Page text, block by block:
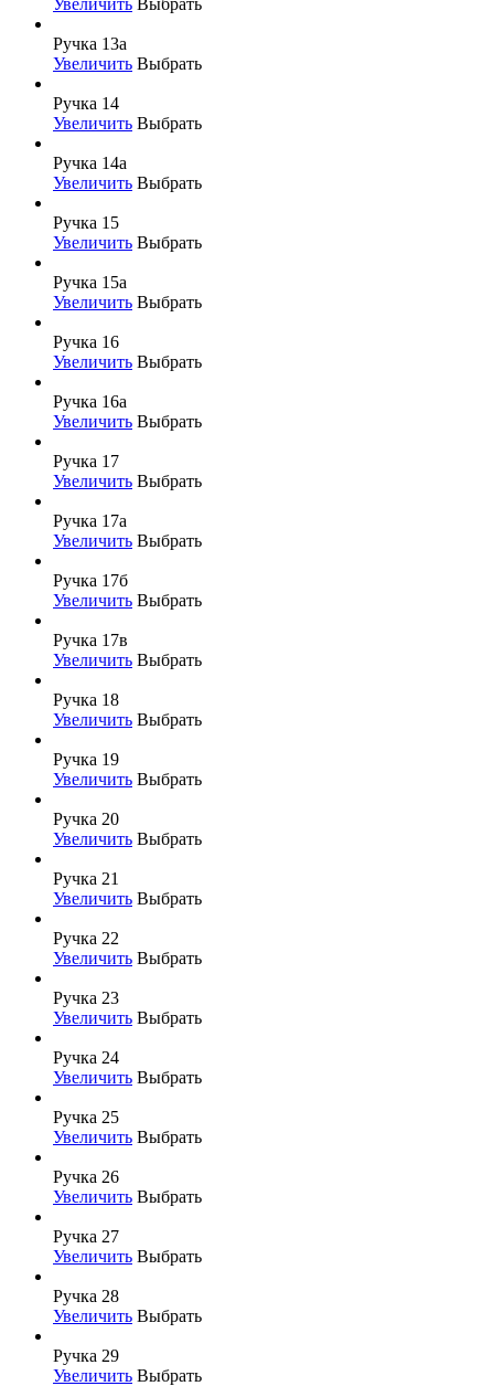
Ручка 13а
Увеличить Выбрать
Ручка 14
Увеличить Выбрать
Ручка 14а
Увеличить Выбрать
Ручка 15
Увеличить Выбрать
Ручка 15а
Увеличить Выбрать
Ручка 16
Увеличить Выбрать
Ручка 16а
Увеличить Выбрать
Ручка 17
Увеличить Выбрать
Ручка 17а
Увеличить Выбрать
Ручка 17б
Увеличить Выбрать
Ручка 17в
Увеличить Выбрать
Ручка 18
Увеличить Выбрать
Ручка 19
Увеличить Выбрать
Ручка 20
Увеличить Выбрать
Ручка 21
Увеличить Выбрать
Ручка 22
Увеличить Выбрать
Ручка 23
Увеличить Выбрать
Ручка 24
Увеличить Выбрать
Ручка 25
Увеличить Выбрать
Ручка 26
Увеличить Выбрать
Ручка 27
Увеличить Выбрать
Ручка 28
Увеличить Выбрать
Ручка 29
Увеличить Выбрать